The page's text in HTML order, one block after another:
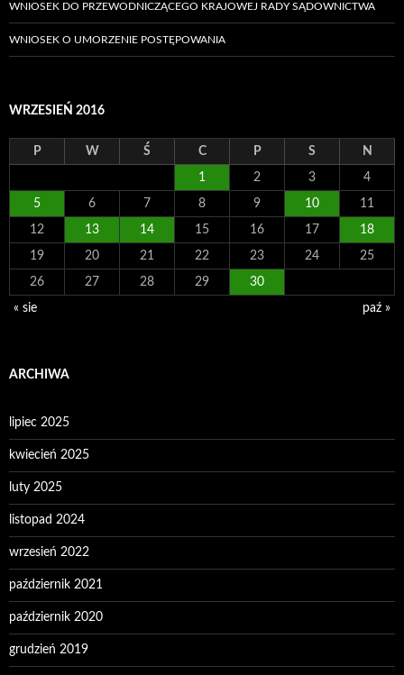
WNIOSEK DO PRZEWODNICZĄCEGO KRAJOWEJ RADY SĄDOWNICTWA
WNIOSEK O UMORZENIE POSTĘPOWANIA
WRZESIEŃ 2016
P W Ś C P S N
1 2 3 4
5 6 7 8 9 10 11
12 13 14 15 16 17 18
19 20 21 22 23 24 25
26 27 28 29 30
« sie paź »
ARCHIWA
lipiec 2025
kwiecień 2025
luty 2025
listopad 2024
wrzesień 2022
październik 2021
październik 2020
grudzień 2019